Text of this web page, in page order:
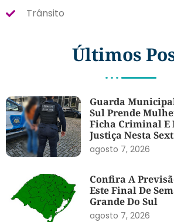
Trânsito
Últimos
Guarda
Sul Prende
Ficha Criminal E
Justiça Nesta
agosto 7, 2026
Confira A
Este Final De
Grande Do Sul
agosto 7, 2026